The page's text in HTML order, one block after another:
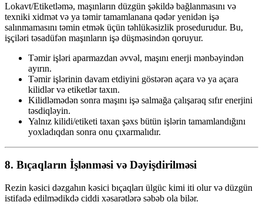
Lokavt/Etiketləmə, maşınların düzgün şəkildə bağlanmasını və
texniki xidmət və ya təmir tamamlanana qədər yenidən işə
salınmamasını təmin etmək üçün təhlükəsizlik prosedurudur. Bu,
işçiləri təsadüfən maşınların işə düşməsindən qoruyur.
Təmir işləri aparmazdan əvvəl, maşını enerji mənbəyindən
ayırın.
Təmir işlərinin davam etdiyini göstərən açara və ya açara
kilidlər və etiketlər taxın.
Kilidləmədən sonra maşını işə salmağa çalışaraq sıfır enerjini
təsdiqləyin.
Yalnız kilidi/etiketi taxan şəxs bütün işlərin tamamlandığını
yoxladıqdan sonra onu çıxarmalıdır.
8. Bıçaqların İşlənməsi və Dəyişdirilməsi
Rezin kəsici dəzgahın kəsici bıçaqları ülgüc kimi iti olur və düzgün
istifadə edilmədikdə ciddi xəsarətlərə səbəb ola bilər.